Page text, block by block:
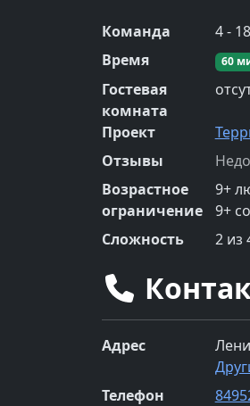
Команда 4- 18
Время
60
Гостевая
комната
Проект
Отзывы
Возрастное
ограничение
9+
9+
Сложность
2из
Адрес
Телефон